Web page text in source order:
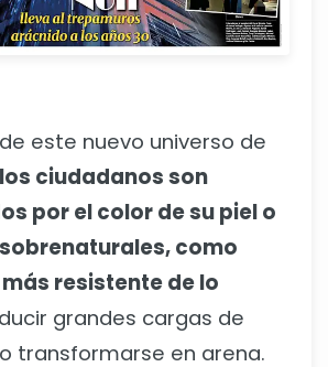
este nuevo universo de
los ciudadanos son
por el color de su piel o
como
resistente de lo
grandes cargas de
transformarse en arena.